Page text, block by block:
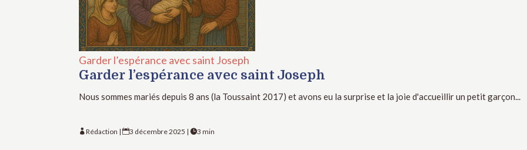
Garder l’espérance avec saint Joseph
Garder l’espérance avec saint Joseph
Nous sommes mariés depuis 8 ans (la Toussaint 2017) et avons eu la surprise et la joie d'accueillir un petit garçon...
Rédaction |3 décembre 2025 |3 min